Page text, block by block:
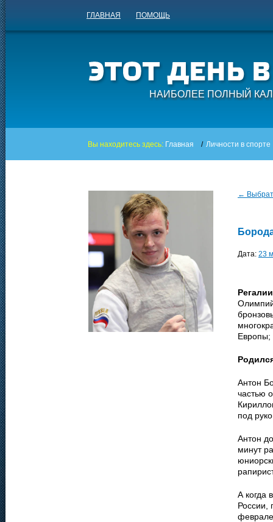
ГЛАВНАЯ ПОМОЩЬ
НАИБОЛЕЕ ПОЛНЫЙ
Вы находитесь здесь: Главная / Личности в спорте
←
Дата: 23
Регалии
Европы;
Антон
частью
под
Антон
минут
А когда
России,